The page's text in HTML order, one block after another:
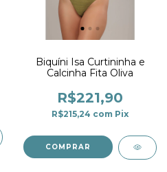
Biquíni Isa Curtininha e
Calcinha Fita Oliva
R$221,90
R$215,24 com Pix
COMPRAR